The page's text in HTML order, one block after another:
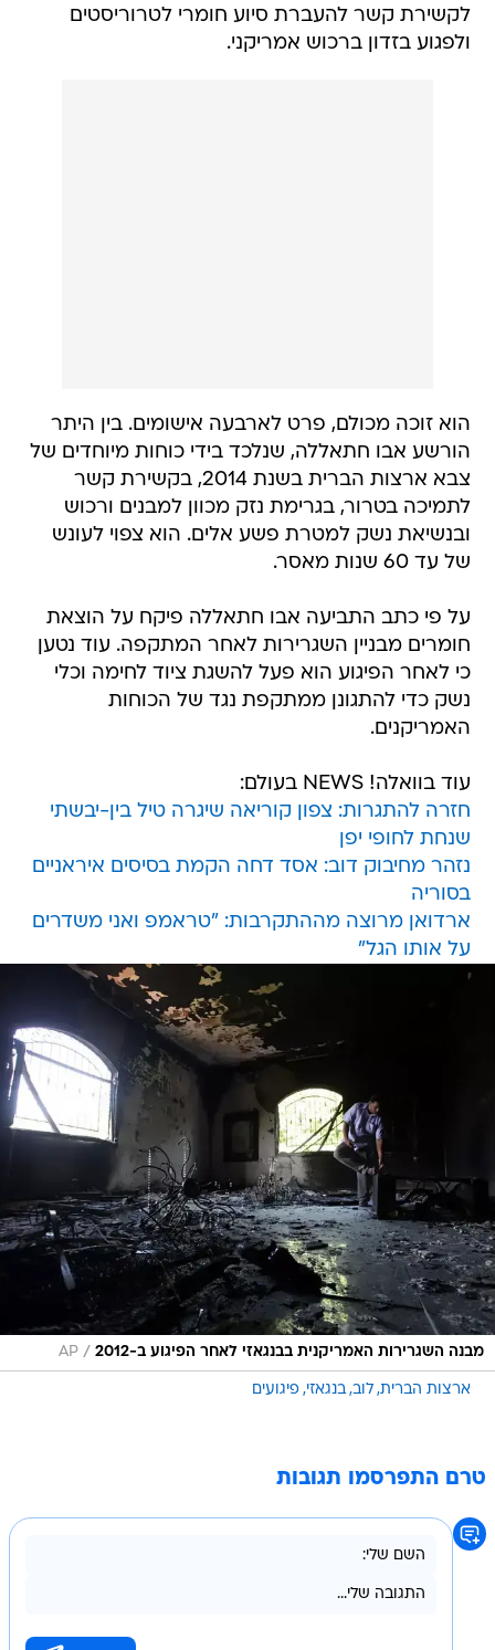
לקשירת קשר להעברת סיוע חומרי לטרוריסטים
ולפגוע בזדון ברכוש אמריקני.
הוא זוכה מכולם, פרט לארבעה אישומים. בין היתר
הורשע אבו חתאללה, שנלכד בידי כוחות מיוחדים של
צבא ארצות הברית בשנת 2014, בקשירת קשר
לתמיכה בטרור, בגרימת נזק מכוון למבנים ורכוש
ובנשיאת נשק למטרת פשע אלים. הוא צפוי לעונש
של עד 60 שנות מאסר.
על פי כתב התביעה אבו חתאללה פיקח על הוצאת
חומרים מבניין השגרירות לאחר המתקפה. עוד נטען
כי לאחר הפיגוע הוא פעל להשגת ציוד לחימה וכלי
נשק כדי להתגונן ממתקפת נגד של הכוחות
האמריקנים.
עוד בוואלה! NEWS בעולם:
חזרה להתגרות: צפון קוריאה שיגרה טיל בין-יבשתי
שנחת לחופי יפן
נזהר מחיבוק דוב: אסד דחה הקמת בסיסים איראניים
בסוריה
ארדואן מרוצה מההתקרבות: "טראמפ ואני משדרים
על אותו הגל"
מבנה השגרירות האמריקנית בבנגאזי לאחר הפיגוע ב-2012 /
AP
ארצות הברית לוב בנגאזי פיגועים
טרם התפרסמו תגובות